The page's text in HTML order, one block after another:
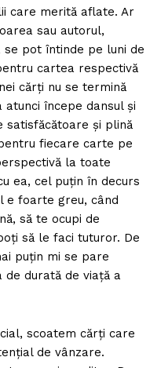
care merită aflate. Ar
sau autorul,
se pot întinde pe luni de
cartea respectivă
cărţi nu se termină
atunci începe dansul şi
și plină
fiecare carte pe
la toate
ea, cel puțin în decurs
e foarte greu, când
să te ocupi de
să le faci tuturor. De
puțin mi se pare
durată de viață a
scoatem cărți care
de vânzare.